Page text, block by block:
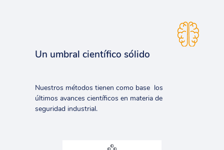
Un umbral científico sólido
Nuestros métodos tienen como base los
últimos avances científicos en materia de
seguridad industrial.